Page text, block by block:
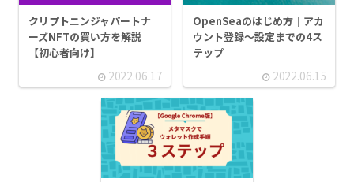
クリプトニンジャパートナ
ーズNFTの買い方を解説
【初心者向け】
2022.06.17
OpenSeaのはじめ方｜アカ
ウント登録〜設定までの4ス
テップ
2022.06.15